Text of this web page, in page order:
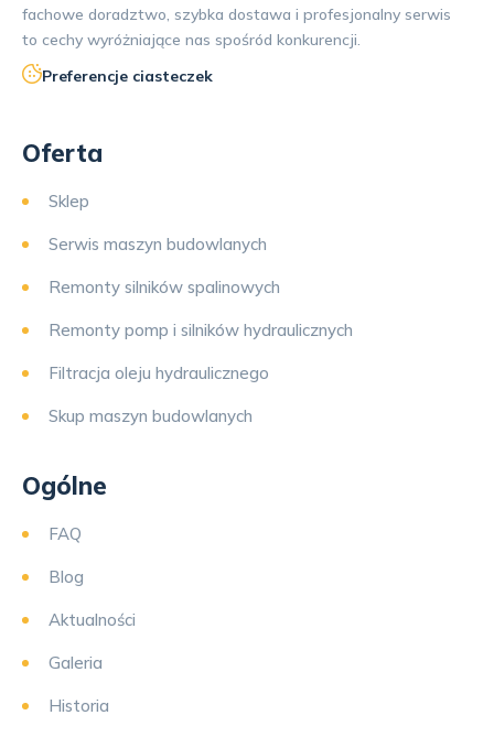
fachowe doradztwo, szybka dostawa i profesjonalny serwis
to cechy wyróżniające nas spośród konkurencji.
Preferencje ciasteczek
Oferta
Sklep
Serwis maszyn budowlanych
Remonty silników spalinowych
Remonty pomp i silników hydraulicznych
Filtracja oleju hydraulicznego
Skup maszyn budowlanych
Ogólne
FAQ
Blog
Aktualności
Galeria
Historia